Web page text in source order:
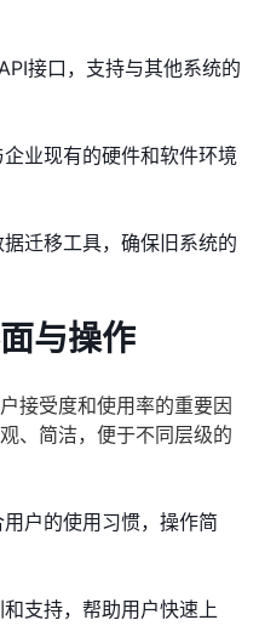
接口，支持与其他系统的
业现有的硬件和软件环境
迁移工具，确保旧系统的
与操作
接受度和使用率的重要因
、简洁，便于不同层级的
户的使用习惯，操作简
支持，帮助用户快速上